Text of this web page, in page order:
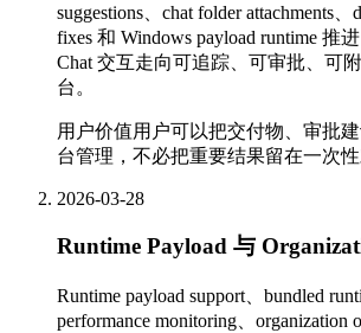
suggestions、chat folder attachments、
fixes 和 Windows payload runtime 推
Chat 交互走向可追踪、可审批、可
台。
用户价值用户可以把交付物、审批
台管理，不必把重要结果留在一次性
2026-03-28
Runtime Payload 与
Runtime payload support、bundled
performance monitoring、organization